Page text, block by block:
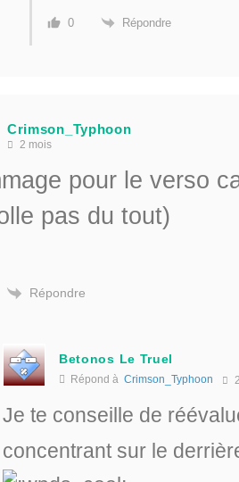
0 Répondre
Crimson_Typhoon
2 mois
pour le verso
pas du tout)
Répondre
Betonos Le Truel
Répond à Crimson_Typhoon
Je te conseille de
concentrant sur le